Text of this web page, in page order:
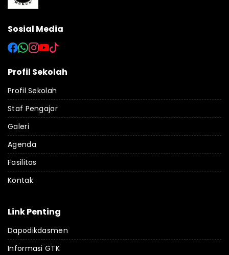
Sosial Media
Profil Sekolah
Profil Sekolah
Staf Pengajar
Galeri
Agenda
Fasilitas
Kontak
Link Penting
Dapodikdasmen
Informasi GTK